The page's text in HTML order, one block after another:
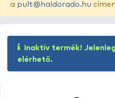
a pult@haldorado.hu
Inaktív termék!
elérhető.